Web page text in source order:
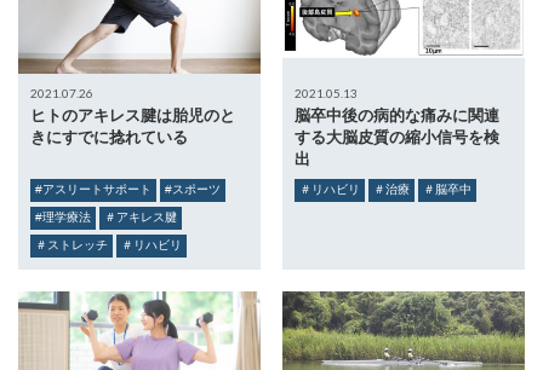
2021.07.26
ヒトのアキレス腱は胎児のと
きにすでに捻れている
#アスリートサポート #スポーツ
#理学療法 ＃アキレス腱
＃ストレッチ ＃リハビリ
2021.05.13
脳卒中後の病的な痛みに関連
する大脳皮質の縮小信号を検
出
＃リハビリ ＃治療 ＃脳卒中